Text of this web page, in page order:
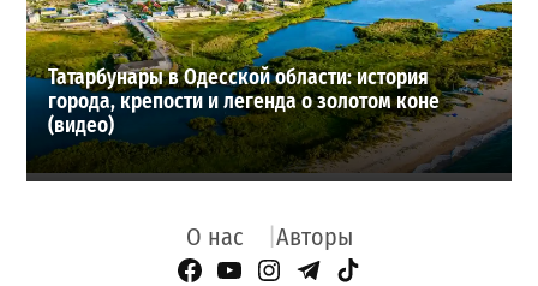
Татарбунары в Одесской области: история
города, крепости и легенда о золотом коне
(видео)
О нас Авторы
Facebook Page
YouTube
Instagram
Telegram
TikTok